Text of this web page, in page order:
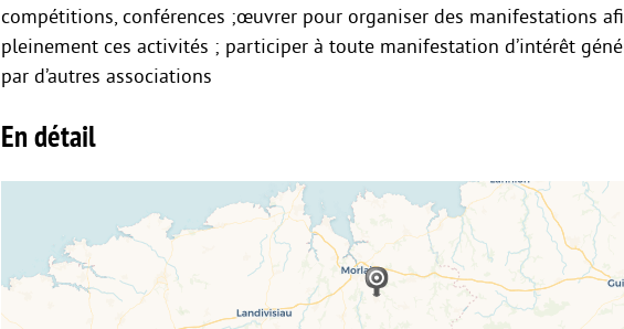
compétitions, conférences ;œuvrer pour organiser des manifestations
pleinement ces activités ; participer à toute manifestation d’intérêt
par d’autres associations
En détail